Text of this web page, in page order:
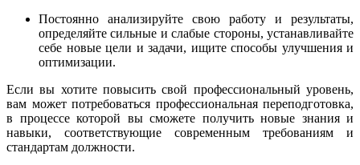
Постоянно анализируйте свою работу и результаты,
определяйте сильные и слабые стороны, устанавливайте
себе новые цели и задачи, ищите способы улучшения и
оптимизации.
Если вы хотите повысить свой профессиональный уровень,
вам может потребоваться профессиональная переподготовка,
в процессе которой вы сможете получить новые знания и
навыки, соответствующие современным требованиям и
стандартам должности.